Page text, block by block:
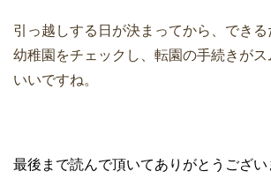
引っ越しする日が決まってから、でき
幼稚園をチェックし、転園の手続きがス
いいですね。
最後まで読んで頂いてありがとうござい